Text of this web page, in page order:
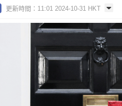
更新時間：11:01 2024-10-31 HKT